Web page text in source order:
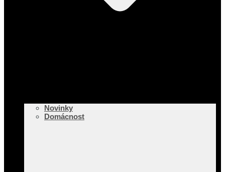
Novinky
Domácnost